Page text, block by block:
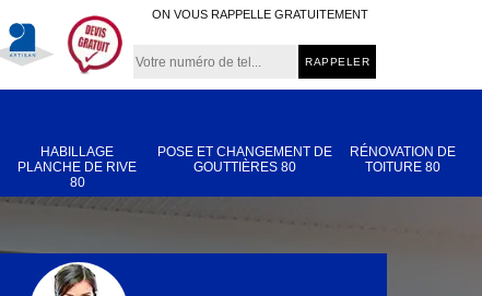
ON VOUS RAPPELLE GRATUITEMENT
HABILLAGE
PLANCHE DE RIVE
80
POSE ET CHANGEMENT DE
GOUTTIÈRES 80
RÉNOVATION DE
TOITURE 80